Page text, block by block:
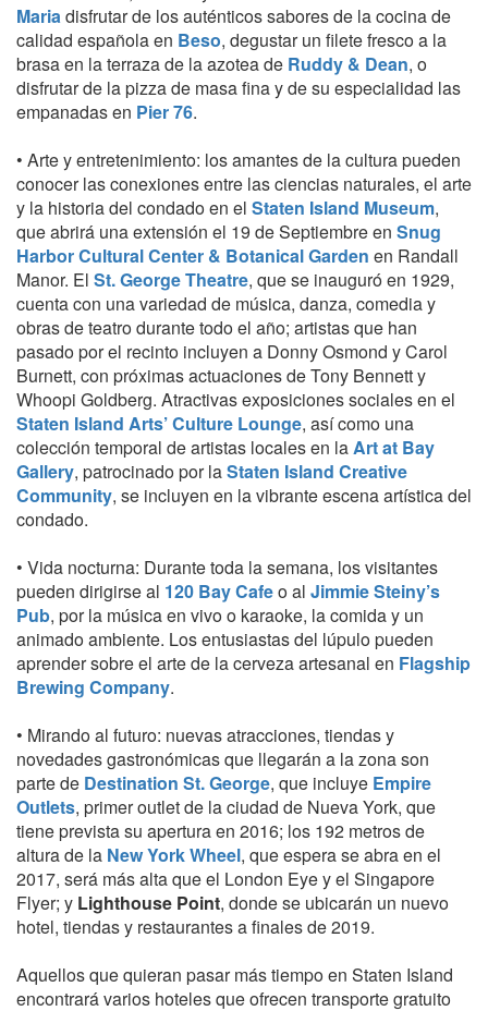
Mariadisfrutar de los auténticos sabores de la cocina de
calidad española en Beso, degustar un filete fresco a la
brasa en la terraza de la azotea de Ruddy & Dean, o
disfrutar de la pizza de masa fina y de su especialidad las
empanadas en Pier 76.
• Arte y entretenimiento: los amantes de la cultura pueden
conocer las conexiones entre las ciencias naturales, el arte
y la historia del condado en el Staten Island Museum,
que abrirá una extensión el 19 de Septiembre en Snug
Harbor Cultural Center & Botanical Garden en Randall
Manor. El St. George Theatre, que se inauguró en 1929,
cuenta con una variedad de música, danza, comedia y
obras de teatro durante todo el año; artistas que han
pasado por el recinto incluyen a Donny Osmond y Carol
Burnett, con próximas actuaciones de Tony Bennett y
Whoopi Goldberg. Atractivas exposiciones sociales en el
Staten Island Arts’ Culture Lounge, así como una
colección temporal de artistas locales en laArt at Bay
Gallery, patrocinado por laStaten Island Creative
Community, se incluyen en la vibrante escena artística del
condado.
• Vida nocturna: Durante toda la semana, los visitantes
pueden dirigirse al 120 Bay Cafeo al Jimmie Steiny’s
Pub, por la música en vivo o karaoke, la comida y un
animado ambiente. Los entusiastas del lúpulo pueden
aprender sobre el arte de la cerveza artesanal en Flagship
Brewing Company.
• Mirando al futuro: nuevas atracciones, tiendas y
novedades gastronómicas que llegarán a la zona son
parte de Destination St. George, que incluye Empire
Outlets, primer outlet de la ciudad de Nueva York, que
tiene prevista su apertura en 2016; los 192 metros de
altura de la New York Wheel, que espera se abra en el
2017, será más alta que el London Eye y el Singapore
Flyer; y Lighthouse Point, donde se ubicarán un nuevo
hotel, tiendas y restaurantes a finales de 2019.
Aquellos que quieran pasar más tiempo en Staten Island
encontrará varios hoteles que ofrecen transporte gratuito